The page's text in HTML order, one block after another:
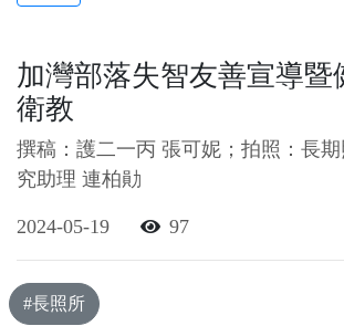
加灣部落失智友善宣導暨
衛教
撰稿：護二一丙 張可妮；拍照：長
究助理 連柏勛
2024-05-19 97
#長照所